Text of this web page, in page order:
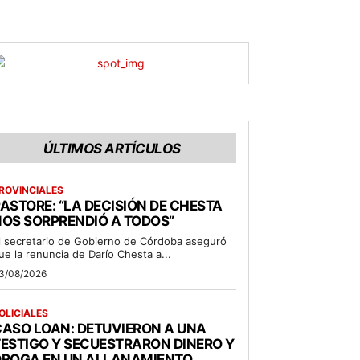
ÚLTIMOS ARTÍCULOS
“LA DECISIÓN DE CHESTA
SORPRENDIÓ A TODOS”
secretario de Gobierno de Córdoba aseguró
la renuncia de Darío Chesta a...
08/2026
LOAN: DETUVIERON A UNA
Y SECUESTRARON DINERO Y